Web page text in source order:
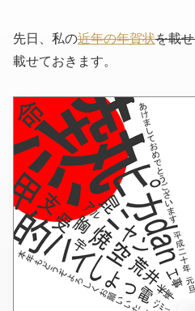
先日、私の近年の年賀状を載
載せておきます。